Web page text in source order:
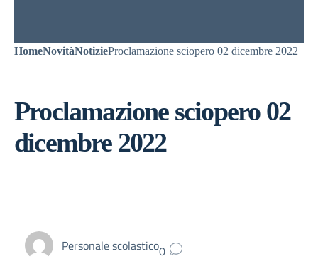
HomeNovitàNotizieProclamazione sciopero 02 dicembre 2022
Proclamazione sciopero 02
dicembre 2022
Personale scolastico0